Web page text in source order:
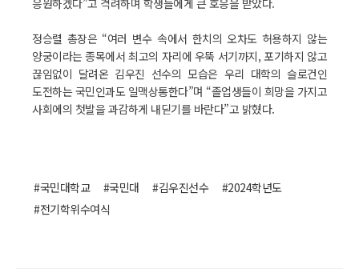
정승렬 총장은 “여러 변수 속에서 한치의 오차도 허용하지 않는
양궁이라는 종목에서 최고의 자리에 우뚝 서기까지, 포기하지 않고
끊임없이 달려온 김우진 선수의 모습은 우리 대학의 슬로건인
도전하는 국민인과도 일맥상통한다”며 “졸업생들이 희망을 가지고
사회에의 첫발을 과감하게 내딛기를 바란다”고 밝혔다.
#국민대학교 #국민대 #김우진선수
#2024학년도
#전기학위수여식